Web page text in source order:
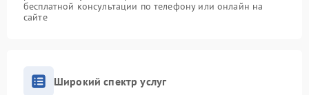
бесплатной консультации по телефону или онлайн на
сайте
Широкий спектр услуг